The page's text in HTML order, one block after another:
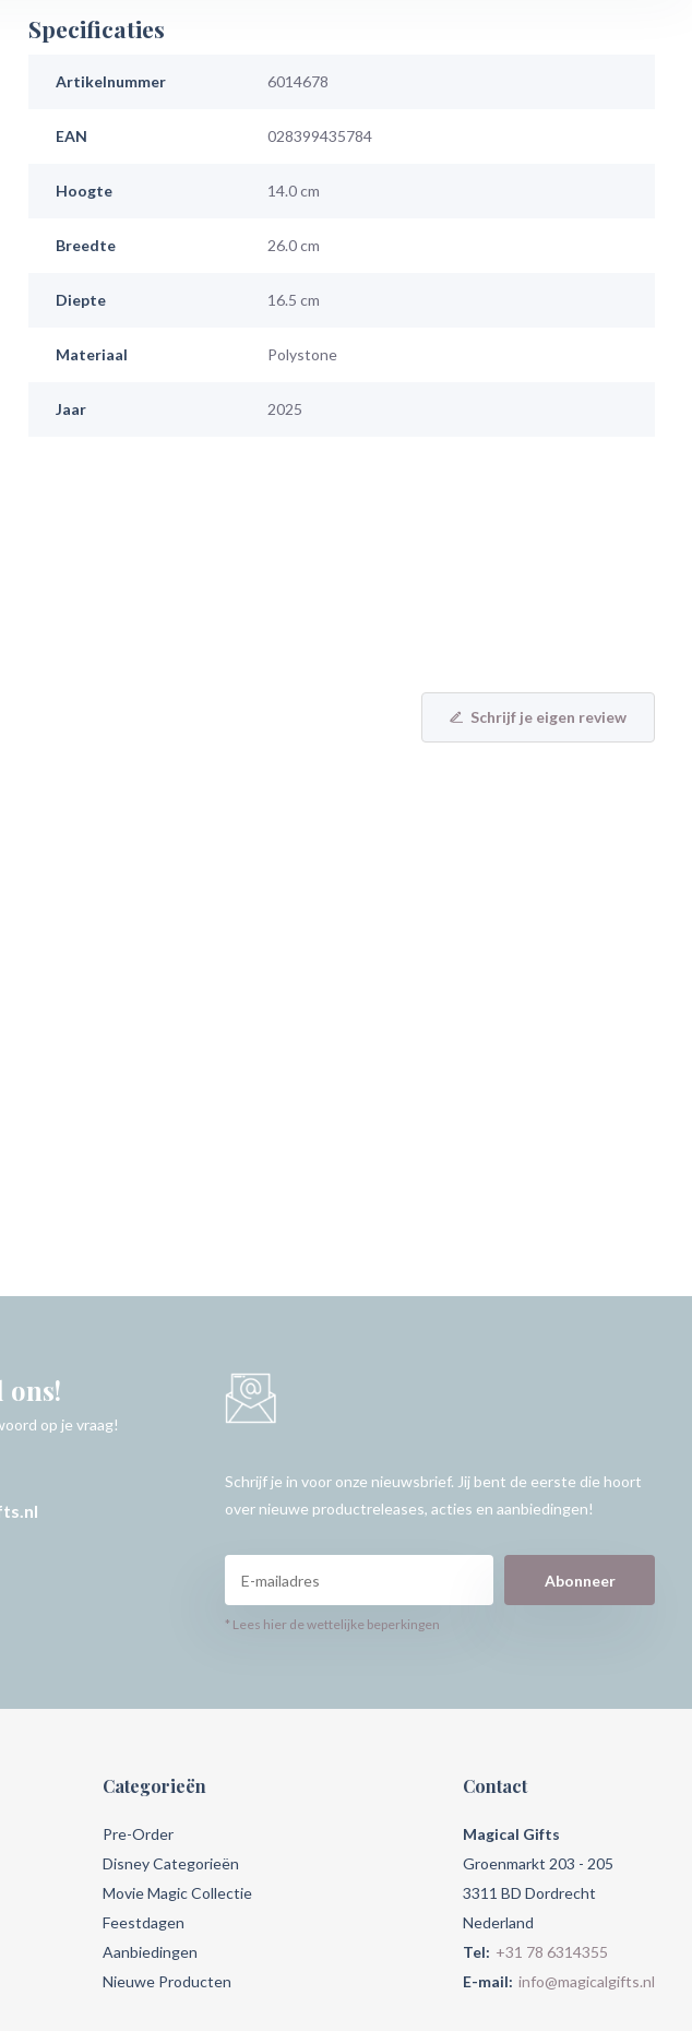
Specificaties
Artikelnummer 6014678
EAN 028399435784
Hoogte 14.0 cm
Breedte 26.0 cm
Diepte 16.5 cm
Materiaal Polystone
Jaar 2025
Schrijf je eigen review
ons!
op je vraag!
Schrijf je in voor onze nieuwsbrief. Jij bent de eerste die hoort
over nieuwe productreleases, acties en aanbiedingen!
Abonneer
* Lees hier de wettelijke beperkingen
Categorieën
Pre-Order
Disney Categorieën
Movie Magic Collectie
Feestdagen
Aanbiedingen
Nieuwe Producten
Contact
Magical Gifts
Groenmarkt 203 - 205
3311 BD Dordrecht
Nederland
Tel: +31 78 6314355
E-mail: info@magicalgifts.nl